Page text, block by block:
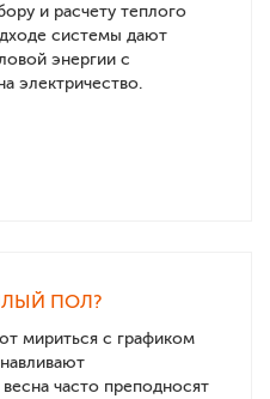
и расчету теплого
системы дают
энергии с
электричество.
ПОЛ?
мириться с графиком
часто преподносят